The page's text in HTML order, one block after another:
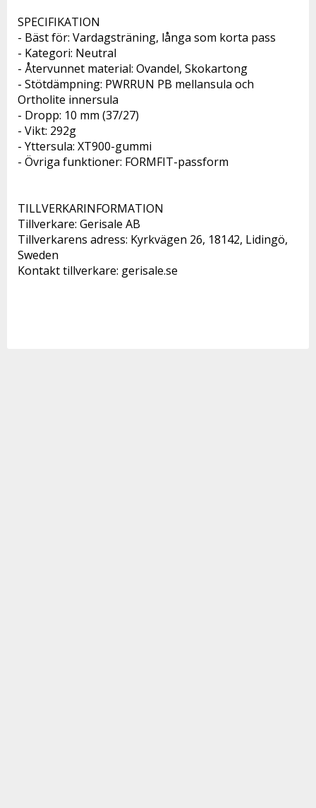
SPECIFIKATION
- Bäst för: Vardagsträning, långa som korta pass
- Kategori: Neutral
- Återvunnet material: Ovandel, Skokartong
- Stötdämpning: PWRRUN PB mellansula och
Ortholite innersula
- Dropp: 10 mm (37/27)
- Vikt: 292g
- Yttersula: XT900-gummi
- Övriga funktioner: FORMFIT-passform
TILLVERKARINFORMATION
Tillverkare: Gerisale AB
Tillverkarens adress: Kyrkvägen 26, 18142, Lidingö,
Sweden
Kontakt tillverkare: gerisale.se